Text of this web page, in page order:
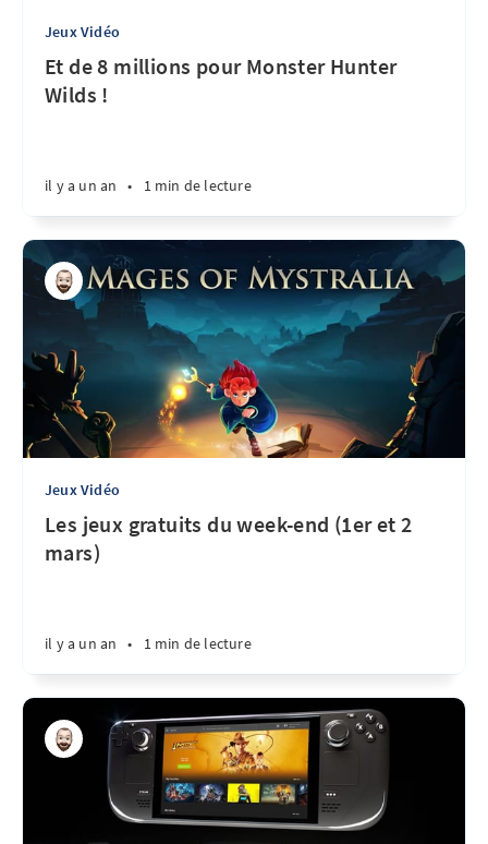
Jeux Vidéo
Et de 8 millions pour Monster Hunter
Wilds !
il y a un an • 1 min de lecture
Jeux Vidéo
Les jeux gratuits du week-end (1er et 2
mars)
il y a un an • 1 min de lecture